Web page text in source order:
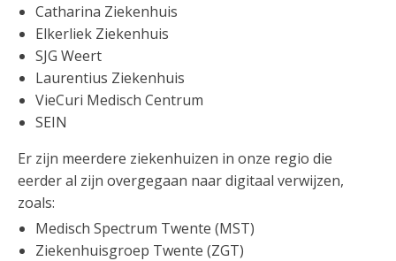
Catharina Ziekenhuis
Elkerliek Ziekenhuis
SJG Weert
Laurentius Ziekenhuis
VieCuri Medisch Centrum
SEIN
Er zijn meerdere ziekenhuizen in onze regio die
eerder al zijn overgegaan naar digitaal verwijzen,
zoals:
Medisch Spectrum Twente (MST)
Ziekenhuisgroep Twente (ZGT)